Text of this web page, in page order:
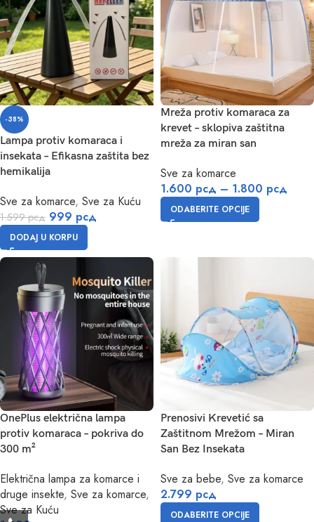
-38%
Lampa protiv komaraca i
insekata – Efikasna zaštita bez
hemikalija
Sve za komarce, Sve za Kuću
1.599рсд 999 рсд
DODAJ U KORPU
Mreža protiv komaraca za
krevet – sklopiva zaštitna
mreža za miran san
Sve za komarce
1.600 рсд – 1.800 рсд
ODABERITE OPCIJE
OnePlus električna lampa
protiv komaraca – pokriva do
300 m²
Električna lampa za komarce i
druge insekte, Sve za komarce,
Sve za Kuću
Prenosivi Krevetić sa
Zaštitnom Mrežom – Miran
San Bez Insekata
Sve za bebe, Sve za komarce
2.799 рсд
ODABERITE OPCIJE